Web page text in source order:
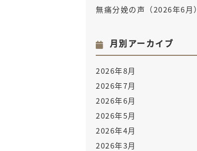
無痛分娩の声（2026年6月）
月別アーカイブ
2026年8月
2026年7月
2026年6月
2026年5月
2026年4月
2026年3月